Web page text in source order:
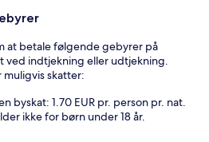
at betale følgende gebyrer på
ved indtjekning eller udtjekning.
skatter:
byskat: 1.70 EUR pr. person pr. nat.
ikke for børn under 18 år.